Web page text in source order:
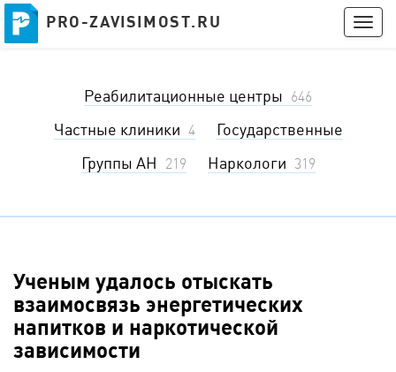
PRO-ZAVISIMOST.RU
PRO-ZAVISIMOST.RU
Реабилитационные центры 646
Частные клиники 4
Государственные
Группы АН 219 Наркологи 319
Ученым удалось отыскать
взаимосвязь энергетических
напитков и наркотической
зависимости